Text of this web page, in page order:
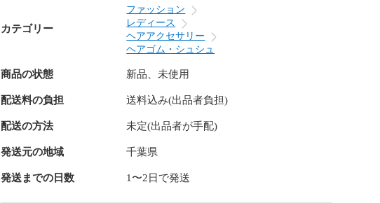
〜ご購入前に必ずご確認下さい〜
・サイズや形状には若干の個体差あり
・糸のほつれ/ゆがみ、梱包による変形等は不良品ではございません
カテゴリー
ファッション
レディース
ヘアアクセサリー
ヘアゴム・シュシュ
商品の状態 新品、未使用
配送料の負担 送料込み(出品者負担)
配送の方法 未定(出品者が手配)
発送元の地域 千葉県
発送までの日数 1〜2日で発送